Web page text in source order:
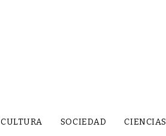
CULTURA SOCIEDAD CIENCIAS